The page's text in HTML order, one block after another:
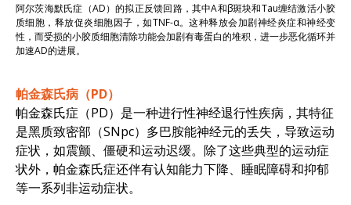
阿尔茨海默氏症（AD）的拟正反馈回路，其中A和β斑块和Tau缠结激活小胶
质细胞，释放促炎细胞因子，如TNF-α。这种释放会加剧神经炎症和神经变
性，而受损的小胶质细胞清除功能会加剧有毒蛋白的堆积，进一步恶化循环并
加速AD的进展。
帕金森氏病（PD）
帕金森氏症（PD）是一种进行性神经退行性疾病，其特征
是黑质致密部（SNpc）多巴胺能神经元的丢失，导致运动
症状，如震颤、僵硬和运动迟缓。除了这些典型的运动症
状外，帕金森氏症还伴有认知能力下降、睡眠障碍和抑郁
等一系列非运动症状。